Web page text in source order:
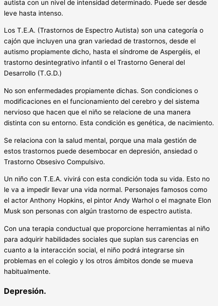
autista con un nivel de intensidad determinado. Puede ser desde
leve hasta intenso.
Los T.E.A. (Trastornos de Espectro Autista) son una categoría o
cajón que incluyen una gran variedad de trastornos, desde el
autismo propiamente dicho, hasta el síndrome de Aspergéis, el
trastorno desintegrativo infantil o el Trastorno General del
Desarrollo (T.G.D.)
No son enfermedades propiamente dichas. Son condiciones o
modificaciones en el funcionamiento del cerebro y del sistema
nervioso que hacen que el niño se relacione de una manera
distinta con su entorno. Esta condición es genética, de nacimiento.
Se relaciona con la salud mental, porque una mala gestión de
estos trastornos puede desembocar en depresión, ansiedad o
Trastorno Obsesivo Compulsivo.
Un niño con T.E.A. vivirá con esta condición toda su vida. Esto no
le va a impedir llevar una vida normal. Personajes famosos como
el actor Anthony Hopkins, el pintor Andy Warhol o el magnate Elon
Musk son personas con algún trastorno de espectro autista.
Con una terapia conductual que proporcione herramientas al niño
para adquirir habilidades sociales que suplan sus carencias en
cuanto a la interacción social, el niño podrá integrarse sin
problemas en el colegio y los otros ámbitos donde se mueva
habitualmente.
Depresión.